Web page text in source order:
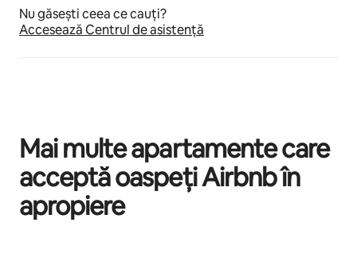
Nu găsești ceea ce cauți?
Accesează Centrul de asistență
Mai multe apartamente care
acceptă oaspeți Airbnb în
apropiere